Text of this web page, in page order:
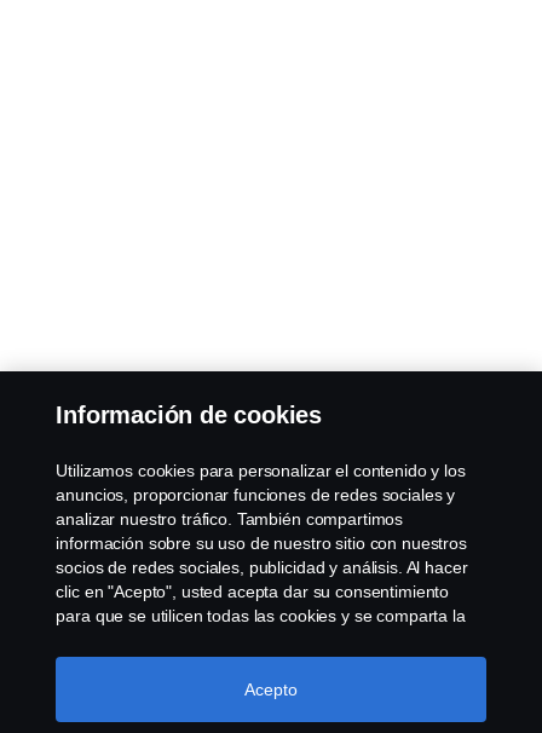
Información de cookies
Utilizamos cookies para personalizar el contenido y los
anuncios, proporcionar funciones de redes sociales y
analizar nuestro tráfico. También compartimos
información sobre su uso de nuestro sitio con nuestros
socios de redes sociales, publicidad y análisis. Al hacer
clic en "Acepto", usted acepta dar su consentimiento
para que se utilicen todas las cookies y se comparta la
haciendo clic en "Configuración de cookies" y
seleccionando las categorías que desea aceptar. Para
Acepto